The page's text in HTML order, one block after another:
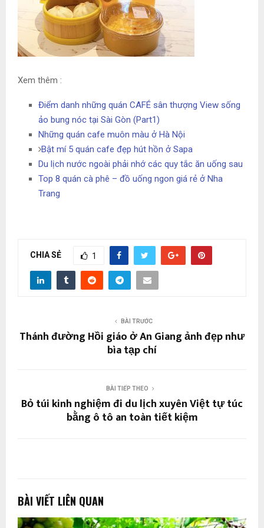
Xem thêm :
Điểm danh những quán CAFÉ sân thượng View sống
ảo bung nóc tại Sài Gòn (Part1)
Những quán cafe muôn màu ở Hà Nội
Bật mí 5 quán cafe đẹp hút hồn ở Sapa
Du lịch nước ngoài phải nhớ các quy tắc ăn uống sau
Top 8 quán cà phê – đồ uống ngon giá rẻ ở Nha
Trang
CHIA SẺ 1
BÀI TRƯỚC
Thánh đường Hồi giáo ở An Giang ảnh đẹp như
bìa tạp chí
BÀI TIẾP THEO
Bỏ túi kinh nghiệm đi du lịch xuyên Việt tự túc
bằng ô tô an toàn tiết kiệm
BÀI VIẾT LIÊN QUAN